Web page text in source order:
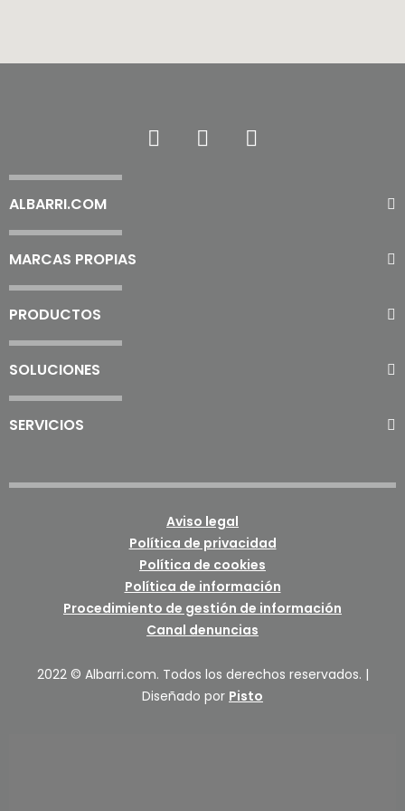
ALBARRI.COM
MARCAS PROPIAS
PRODUCTOS
SOLUCIONES
SERVICIOS
Aviso legal
Política de privacidad
Política de cookies
Política de información
Procedimiento de gestión de información
Canal denuncias
2022 © Albarri.com. Todos los derechos reservados. |
Diseñado por Pisto